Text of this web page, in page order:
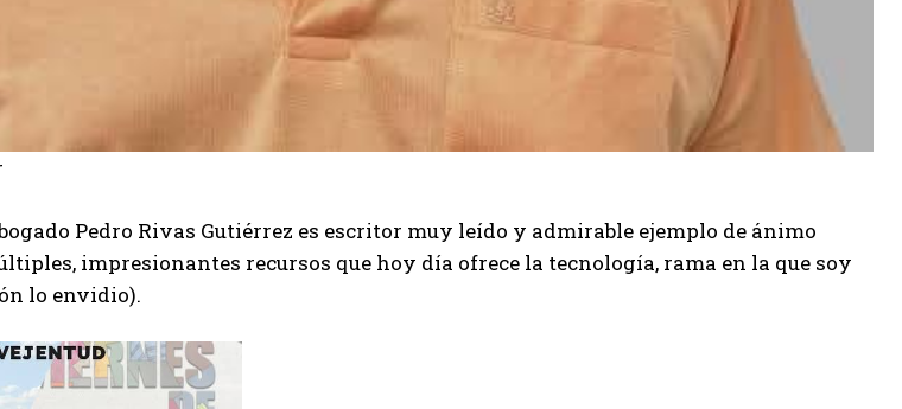
Pedro Rivas Gutiérrez es escritor muy leído y admirable ejemplo de ánimo
impresionantes recursos que hoy día ofrece la tecnología, rama en la que soy
lo envidio).